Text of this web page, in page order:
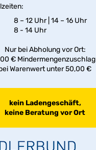
8 – 12 Uhr | 14 – 16 Uhr
8 - 14 Uhr
Nur bei Abholung vor Ort:
€ Mindermengenzuschlag
Warenwert unter 50,00 €
kein Ladengeschäft,
keine Beratung vor Ort